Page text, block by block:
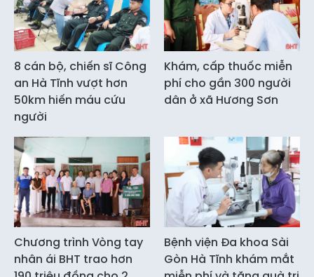
8 cán bộ, chiến sĩ Công
an Hà Tĩnh vượt hơn
50km hiến máu cứu
người
Khám, cấp thuốc miễn
phí cho gần 300 người
dân ở xã Hương Sơn
Chương trình Vòng tay
nhân ái BHT trao hơn
Bệnh viện Đa khoa Sài
Gòn Hà Tĩnh khám mắt